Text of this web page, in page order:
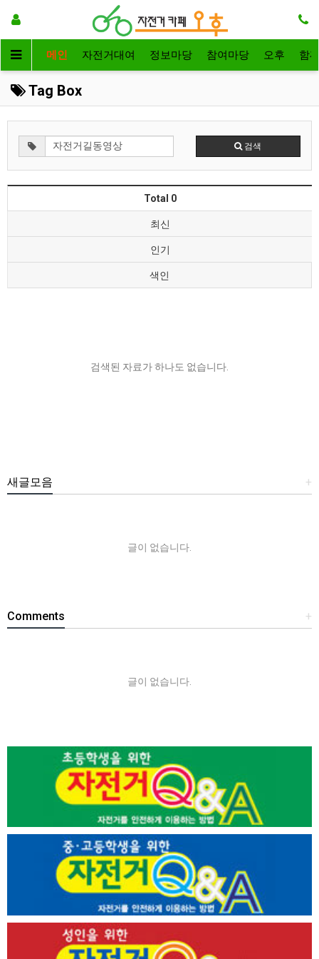
메인 자전거대여 정보마당 참여마당 오후 함
Tag Box
검색
Total 0
최신
인기
색인
검색된 자료가 하나도 없습니다.
+
새글모음
글이 없습니다.
+
Comments
글이 없습니다.